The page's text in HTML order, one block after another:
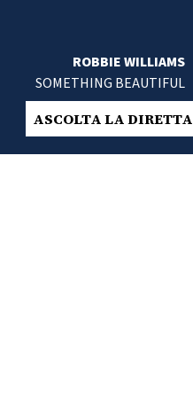
ROBBIE WILLIAMS
SOMETHING BEAUTIFUL
ASCOLTA LA DIRETTA